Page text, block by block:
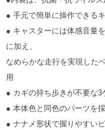
● 手元で簡単に操作できる
● キャスターには体感音量
に加え、
なめらかな走行を実現した
用
● カギの持ち歩きが不要な
● 本体色と同色のパーツを
● ナナメ形状で握りやすい